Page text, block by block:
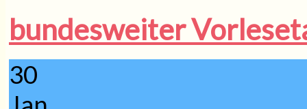
bundesweiter
30